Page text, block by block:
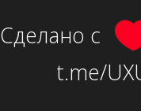
Сделано с
t.me/